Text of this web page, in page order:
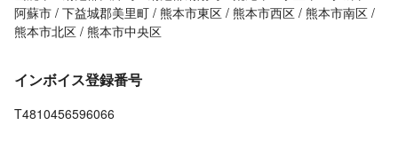
阿蘇市 下益城郡美里町 熊本市東区 熊本市西区 熊本市南区
熊本市北区 熊本市中央区
インボイス登録番号
T4810456596066